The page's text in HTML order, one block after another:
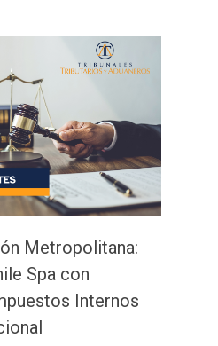
Metropolitana:
Spa con
Internos